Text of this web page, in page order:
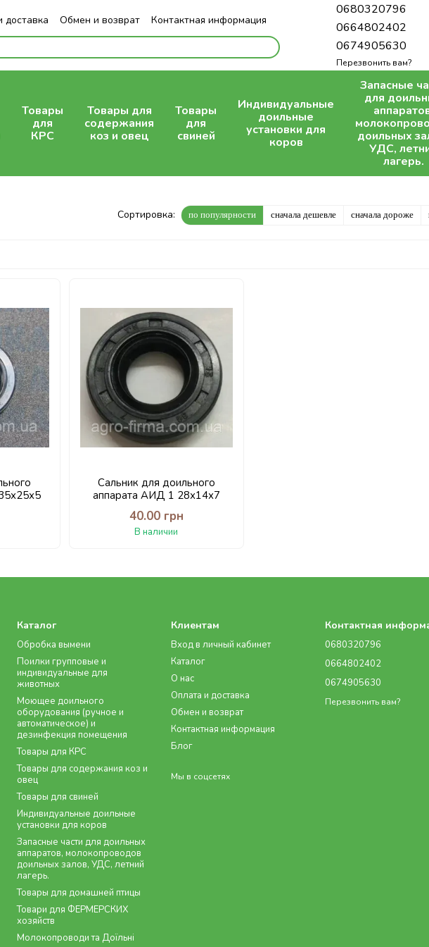
доставка Обмен и возврат
Контактная информация
0680320796
0664802402
0674905630
Перезвонить вам?
Товары
для
КРС
Товары для
содержания
коз и овец
Товары
для
свиней
Индивидуальные
доильные
установки для
коров
Запасные
для
доильных
УДС,
лагерь.
Сортировка: по популярности сначала дешевле сначала дороже
Сальник для доильного
аппарата АИД 1 28х14х7
40.00 грн
В наличии
Каталог
Обробка вымени
Поилки групповые и
индивидуальные для
животных
Моющее доильного
оборудования (ручное и
автоматическое) и
дезинфекция помещения
Товары для КРС
Товары для содержания коз и
овец
Товары для свиней
Индивидуальные доильные
установки для коров
Запасные части для доильных
аппаратов, молокопроводов
доильных залов, УДС, летний
лагерь.
Товары для домашней птицы
Товари для ФЕРМЕРСКИХ
хозяйств
Молокопроводи та Доїльні
Клиентам
Вход в личный кабинет
Каталог
О нас
Оплата и доставка
Обмен и возврат
Контактная информация
Блог
Мы в соцсетях
Контактная
0680320796
0664802402
0674905630
Перезвонить вам?